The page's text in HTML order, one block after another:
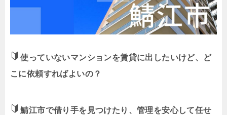
使っていないマンションを賃貸に出したいけど、ど
こに依頼すればよいの？
鯖江市で借り手を見つけたり、管理を安心して任せ